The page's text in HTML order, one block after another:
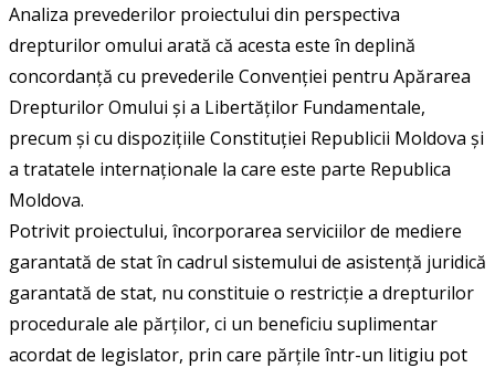
Analiza prevederilor proiectului din perspectiva
drepturilor omului arată că acesta este în deplină
concordanţă cu prevederile Convenţiei pentru Apărarea
Drepturilor Omului şi a Libertăţilor Fundamentale,
precum și cu dispoziţiile Constituţiei Republicii Moldova și
a tratatele internaţionale la care este parte Republica
Moldova.
Potrivit proiectului, încorporarea serviciilor de mediere
garantată de stat în cadrul sistemului de asistență juridică
garantată de stat, nu constituie o restricţie a drepturilor
procedurale ale părţilor, ci un beneficiu suplimentar
acordat de legislator, prin care părţile într-un litigiu pot